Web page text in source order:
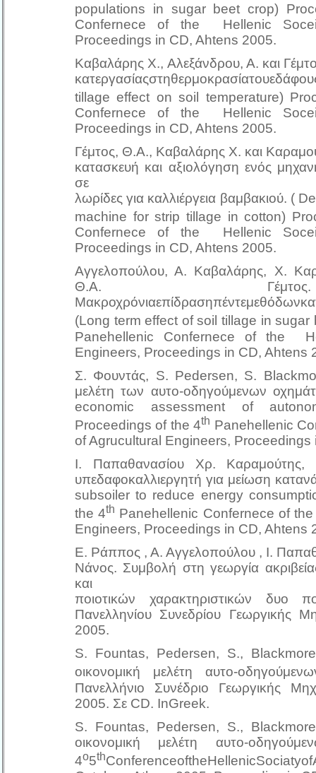
populations in sugar beet crop)
Confernece of the Hellenic
Proceedings in CD, Ahtens 2005.
Καβαλάρης X., Αλεξάνδρου, Α. και
tillage effect on soil temperature)
Confernece of the Hellenic
Proceedings in CD, Ahtens 2005.
Γέμτος, Θ.Α., Καβαλάρης Χ. και
κατασκευή και αξιολόγηση ενός
σε
λωρίδες για καλλιέργεια βαμβακιού.
machine for strip tillage in cotton)
Confernece of the Hellenic
Proceedings in CD, Ahtens 2005.
Αγγελοπούλου, Α. Καβαλάρης, Χ.
Θ.Α.
(Long term effect of soil tillage in
Panehellenic Confernece of the
Engineers, Proceedings in CD, Ahtens
Σ. Φουντάς, S. Pedersen, S.
μελέτη των αυτο-οδηγούμενων
economic assessment of
Proceedings of the 4th Panehellenic
of Agrucultural Engineers, Proceedings
Ι. Παπαθανασίου Χρ. Καραμούτης,
υπεδαφοκαλλιεργητή για μείωση
subsoiler to reduce energy
the 4th Panehellenic Confernece of
Engineers, Proceedings in CD, Ahtens
Ε. Ράππος , Α. Αγγελοπούλου , I.
Νάνος. Συμβολή στη γεωργία
και
ποιοτικών χαρακτηριστικών δυο
Πανελληνίου Συνεδρίου Γεωργικής
2005.
S. Fountas, Pedersen, S.,
οικονομική μελέτη αυτο-
Πανελλήνιο Συνέδριο Γεωργικής
2005. Σε CD. InGreek.
S. Fountas, Pedersen, S.,
οικονομική μελέτη αυτο-
4ο5th